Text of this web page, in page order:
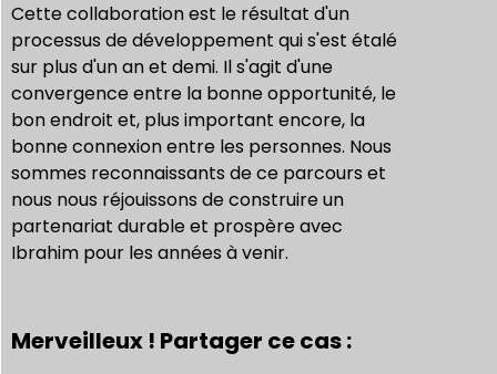
Cette collaboration est le résultat d'un
processus de développement qui s'est étalé
sur plus d'un an et demi. Il s'agit d'une
convergence entre la bonne opportunité, le
bon endroit et, plus important encore, la
bonne connexion entre les personnes. Nous
sommes reconnaissants de ce parcours et
nous nous réjouissons de construire un
partenariat durable et prospère avec
Ibrahim pour les années à venir.
Merveilleux ! Partager ce cas :